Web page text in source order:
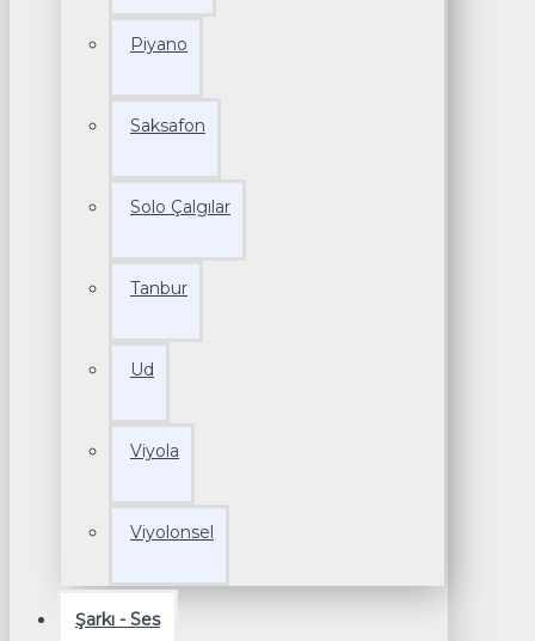
Piyano
Saksafon
Solo Çalgılar
Tanbur
Ud
Viyola
Viyolonsel
Şarkı - Ses